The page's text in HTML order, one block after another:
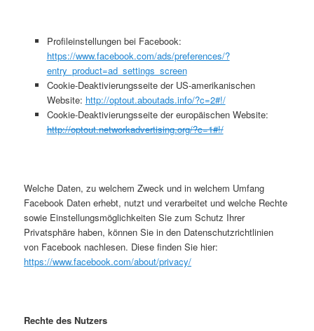
Profileinstellungen bei Facebook:
https://www.facebook.com/ads/preferences/?
entry_product=ad_settings_screen
Cookie-Deaktivierungsseite der US-amerikanischen
Website: http://optout.aboutads.info/?c=2#!/
Cookie-Deaktivierungsseite der europäischen Website:
http://optout.networkadvertising.org/?c=1#!/
Welche Daten, zu welchem Zweck und in welchem Umfang
Facebook Daten erhebt, nutzt und verarbeitet und welche Rechte
sowie Einstellungsmöglichkeiten Sie zum Schutz Ihrer
Privatsphäre haben, können Sie in den Datenschutzrichtlinien
von Facebook nachlesen. Diese finden Sie hier:
https://www.facebook.com/about/privacy/
Rechte des Nutzers